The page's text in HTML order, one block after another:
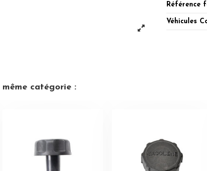
Référence
Véhicules
catégorie :